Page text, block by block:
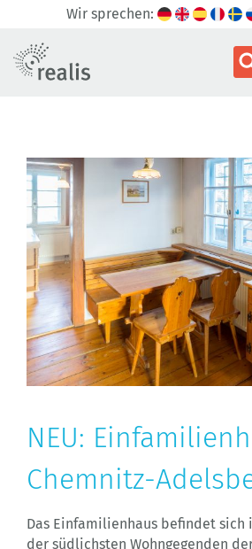
Wir sprechen:
NEU:
Chemnitz-
Das Einfamilienhaus befindet sich
der südlichsten Wohngegenden